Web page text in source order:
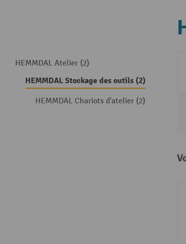
HEMMDAL Atelier (2)
HEMMDAL Stockage des outils (2)
HEMMDAL Chariots d'atelier (2)